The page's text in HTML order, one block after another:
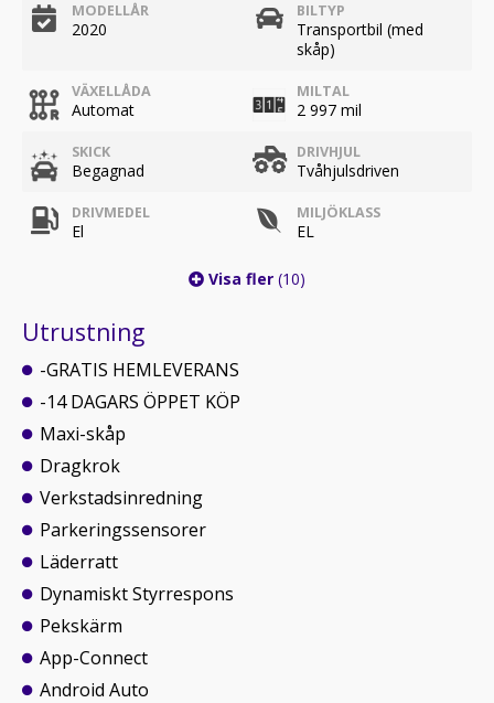
MODELLÅR
2020
BILTYP
Transportbil (med
skåp)
VÄXELLÅDA
Automat
MILTAL
2 997 mil
SKICK
Begagnad
DRIVHJUL
Tvåhjulsdriven
DRIVMEDEL
El
MILJÖKLASS
EL
Visa fler (10)
Utrustning
-GRATIS HEMLEVERANS
-14 DAGARS ÖPPET KÖP
Maxi-skåp
Dragkrok
Verkstadsinredning
Parkeringssensorer
Läderratt
Dynamiskt Styrrespons
Pekskärm
App-Connect
Android Auto